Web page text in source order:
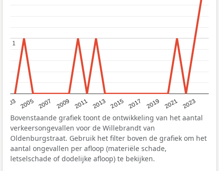
2003 2005 2007 2009 2011 2013 2015 2017 2019 2021 2023
1
1
Bovenstaande grafiek toont de ontwikkeling van het aantal
verkeersongevallen voor de Willebrandt van
Oldenburgstraat. Gebruik het filter boven de grafiek om het
aantal ongevallen per afloop (materiële schade,
letselschade of dodelijke afloop) te bekijken.